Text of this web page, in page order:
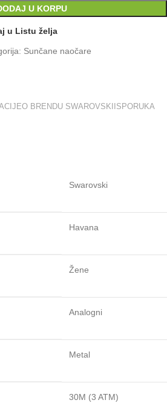
U KORPU
u Listu želja
Sunčane naočare
O BRENDU SWAROVSKI ISPORUKA
Swarovski
Havana
Žene
Analogni
Metal
30M (3 ATM)